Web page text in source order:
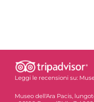
Leggi le recensioni su:
Museo dell'Ara Pacis,